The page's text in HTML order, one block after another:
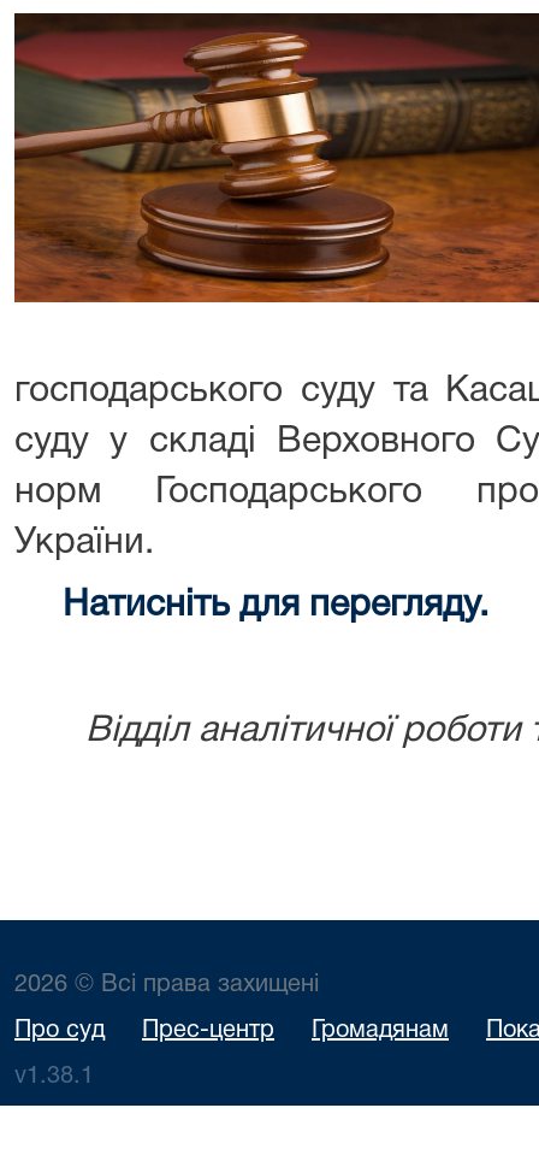
господарського суду та
суду у складі Верховного
норм Господарського
України.
Натисніть для перегляду.
Відділ аналітичної
2026 © Всі права захищені
Про суд Прес-центр Громадянам
v1.38.1